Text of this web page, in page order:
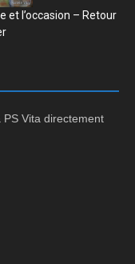
et l’occasion – Retour
Vita directement